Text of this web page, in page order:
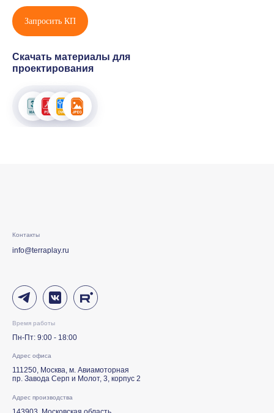
Запросить КП
Скачать материалы для
проектирования
info@terraplay.ru
Контакты
Пн-Пт: 9:00 - 18:00
Время работы
Адрес офиса
111250, Москва, м. Авиамоторная
пр. Завода Серп и Молот, 3, корпус 2
Адрес производства